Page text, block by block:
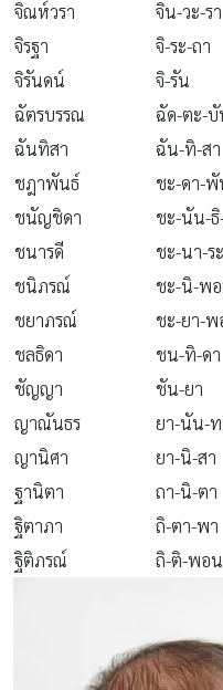
จิณห์วรา
จิน-วะ-รา
จิรฐา
จิ-ระ-ถา
จิรันดน์
จิ-รัน
ฉัตรบรรณ
ฉัด-ตะ-
ฉันทิสา
ฉัน-ทิ-สา
ชฎาพันธ์
ชะ-ดา-
ชนัญชิดา
ชะ-นัน-ธิ
ชนารดี
ชะ-นา-ร
ชนิภรณ์
ชะ-นิ-พ
ชยาภรณ์
ชะ-ยา-
ชลธิดา
ชน-ทิ-ดา
ชัญญา
ชัน-ยา
ญาณันธร
ยา-นัน-
ญานิศา
ยา-นิ-สา
ฐานิตา
ถา-นิ-ตา
ฐิตาภา
ถิ-ตา-พา
ฐิติภรณ์
ถิ-ติ-พอน